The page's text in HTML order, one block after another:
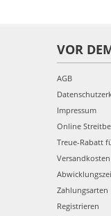
VOR
AGB
Impressum
Online
Treue-Rabatt
Versandkosten
Zahlungsarten
Registrieren